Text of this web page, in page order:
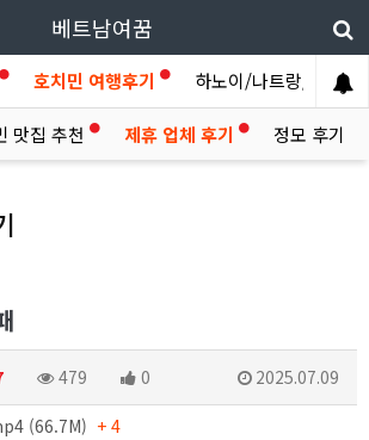
베트남여꿈
호치민 여행후기 하노이/나트랑/다낭/
맛집 추천 제휴 업체 후기 정모 후기
479 0 2025.07.09
(66.7M) + 4